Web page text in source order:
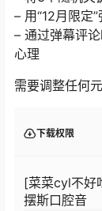
– 用“12月限定
– 通过弹幕评
心理
需要调整任何
下载权限
[菜菜cyl不好
摆斯口腔音